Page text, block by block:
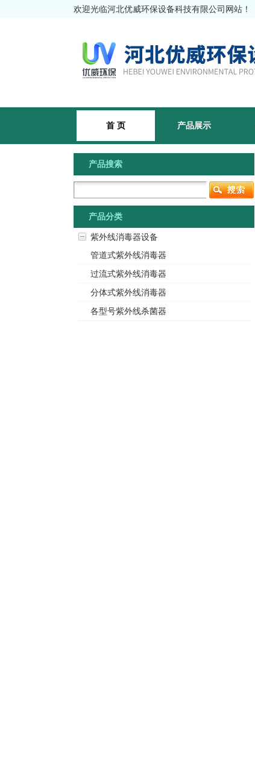
欢迎光临河北优威环保设备科技有限公司网站！
首 页 产品展示
产品搜索
产品分类
紫外线消毒器设备
管道式紫外线消毒器
过流式紫外线消毒器
分体式紫外线消毒器
各型号紫外线杀菌器